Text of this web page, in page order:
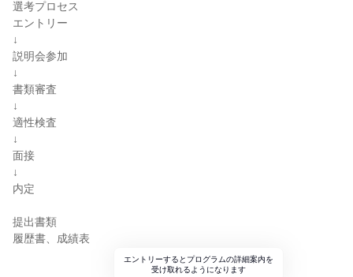
選考プロセス
エントリー
↓
説明会参加
↓
書類審査
↓
適性検査
↓
面接
↓
内定
提出書類
履歴書、成績表
エントリーするとプログラムの詳細案内を
受け取れるようになります